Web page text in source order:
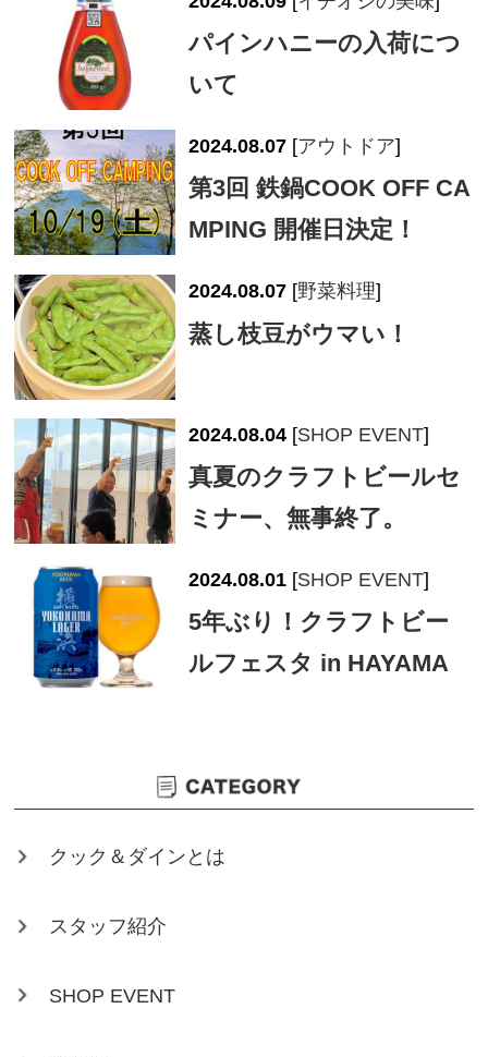
パインハニーの入荷につ
いて
2024.08.07 [アウトドア]
第3回 鉄鍋COOK OFF CA
MPING 開催日決定！
2024.08.07 [野菜料理]
蒸し枝豆がウマい！
2024.08.04 [SHOP EVENT]
真夏のクラフトビールセ
ミナー、無事終了。
2024.08.01 [SHOP EVENT]
5年ぶり！クラフトビー
ルフェスタ in HAYAMA
クック＆ダインとは
スタッフ紹介
SHOP EVENT